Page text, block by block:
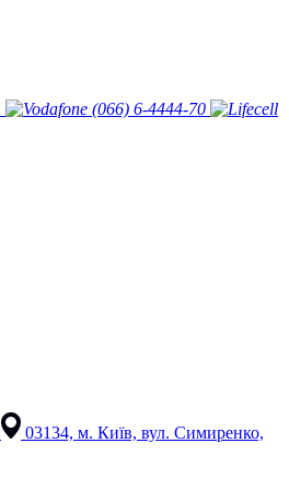
(066) 6-4444-70
03134, м. Київ, вул. Симиренко,